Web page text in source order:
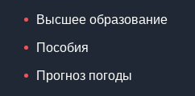
Высшее образование
Пособия
Прогноз погоды